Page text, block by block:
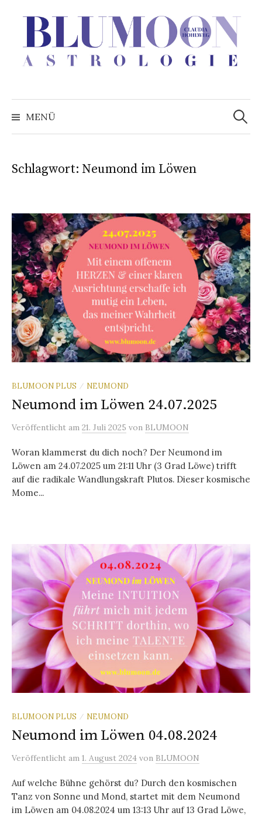
überspringen
MENÜ
Suchen
nach:
Schlagwort: Neumond im Löwen
BLUMOON PLUS / NEUMOND
Neumond im Löwen 24.07.2025
Veröffentlicht am 21. Juli 2025 von BLUMOON
Woran klammerst du dich noch? Der Neumond im
Löwen am 24.07.2025 um 21:11 Uhr (3 Grad Löwe) trifft
auf die radikale Wandlungskraft Plutos. Dieser kosmische
Mome...
BLUMOON PLUS / NEUMOND
Neumond im Löwen 04.08.2024
Veröffentlicht am 1. August 2024 von BLUMOON
Auf welche Bühne gehörst du? Durch den kosmischen
Tanz von Sonne und Mond, startet mit dem Neumond
im Löwen am 04.08.2024 um 13:13 Uhr auf 13 Grad Löwe,